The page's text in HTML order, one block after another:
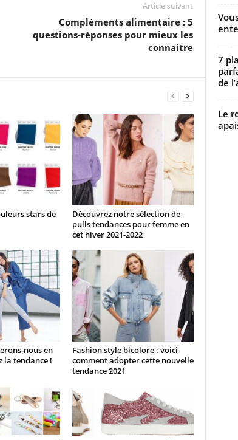
Article suivant
Compléments alimentaire : 5
questions-réponses pour mieux les
connaitre
stars de
Découvrez notre sélection de
pulls tendances pour femme en
cet hiver 2021-2022
nous en
la tendance !
Fashion style bicolore : voici
comment adopter cette nouvelle
tendance 2021
7
de
Le